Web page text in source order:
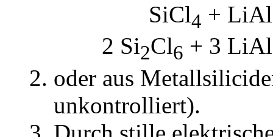
SiCl4 +
2 Si2Cl6 + 3
oder aus
unkontrolliert).